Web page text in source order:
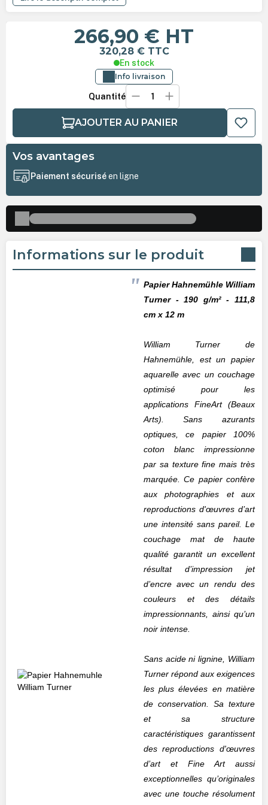
266,90 € HT
320,28 € TTC
En stock
Info livraison
Quantité
AJOUTER AU PANIER
Vos avantages
Paiement sécuriséen ligne
Informations sur le produit
PapierHahnemühleWilliam
Turner - 190 g/m² - 111,8
cm x 12 m
William Turner de
Hahnemühle, est un papier
aquarelle avec un couchage
optimisé pour les
applications FineArt (Beaux
Arts). Sans azurants
optiques, ce papier 100%
coton blanc impressionne
par sa texture fine mais très
marquée. Ce papier confère
aux photographies et aux
reproductions d'œuvres d’art
une intensité sans pareil. Le
couchage mat de haute
qualité garantit un excellent
résultat d’impression jet
d’encre avec un rendu des
couleurs et des détails
impressionnants, ainsi qu’un
noir intense.
Sans acide ni lignine, William
Turner répond aux exigences
les plus élevées en matière
de conservation. Sa texture
et sa structure
caractéristiques garantissent
des reproductions d'œuvres
d’art et Fine Art aussi
exceptionnelles qu’originales
avec une touche résolument